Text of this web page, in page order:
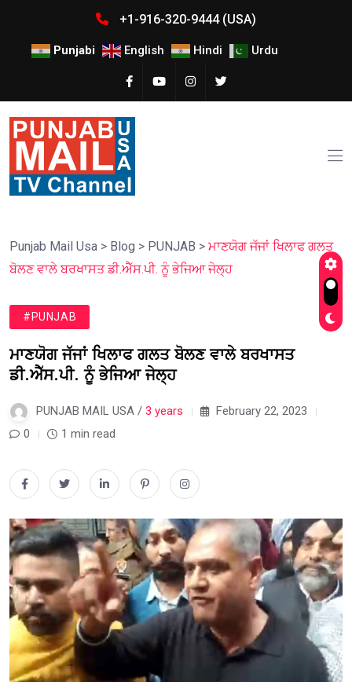
+1-916-320-9444 (USA)
Punjabi English Hindi Urdu
Punjab Mail Usa > Blog > PUNJAB > ਮਾਣਯੋਗ ਜੱਜਾਂ ਖਿਲਾਫ ਗਲਤ
ਬੋਲਣ ਵਾਲੇ ਬਰਖਾਸਤ ਡੀ.ਐੱਸ.ਪੀ. ਨੂੰ ਭੇਜਿਆ ਜੇਲ੍ਹ
#PUNJAB
ਮਾਣਯੋਗ ਜੱਜਾਂ ਖਿਲਾਫ ਗਲਤ ਬੋਲਣ ਵਾਲੇ ਬਰਖਾਸਤ
ਡੀ.ਐੱਸ.ਪੀ. ਨੂੰ ਭੇਜਿਆ ਜੇਲ੍ਹ
PUNJAB MAIL USA / 3 years
February 22, 2023
0
1 min read